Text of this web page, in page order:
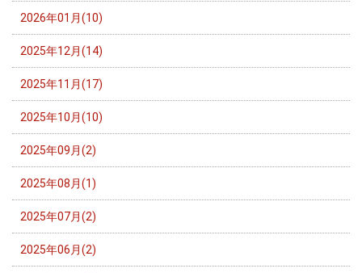
2026年01月(10)
2025年12月(14)
2025年11月(17)
2025年10月(10)
2025年09月(2)
2025年08月(1)
2025年07月(2)
2025年06月(2)